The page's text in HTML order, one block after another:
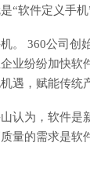
“软件定义手机
。 360公司创
业纷纷加快软
遇，赋能传统
认为，软件是
量的需求是软